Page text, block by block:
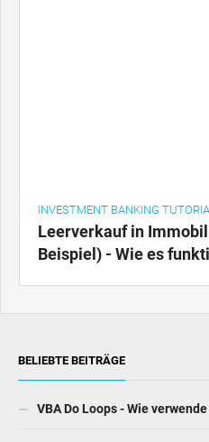
Beispiel) - Wie es
Erstellen Sie Vorlagen in